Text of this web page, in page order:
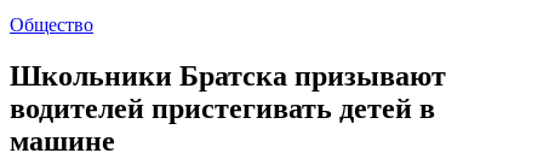
Общество
Школьники Братска призывают
водителей пристегивать детей в
машине